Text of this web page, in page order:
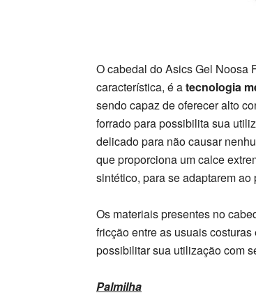
O cabedal do Asics Gel Noosa
característica, é atecnologia
sendo capaz de oferecer alto
forrado para possibilita sua
delicado para não causar
que proporciona um calce
sintético, para se adaptarem ao
Os materiais presentes no
fricção entre as usuais
possibilitar sua utilização com
Palmilha